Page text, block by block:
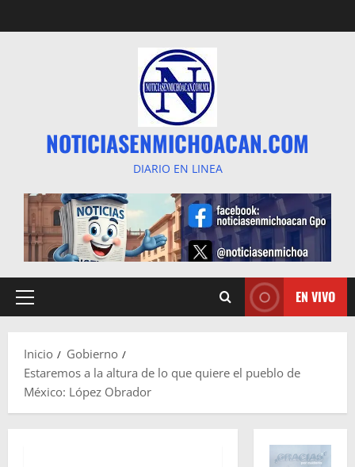
al
NOTICIASENMICHOACAN.COM
DIARIO EN LINEA
Menú
EN VIVO
Inicio
Gobierno
Estaremos a la altura de lo que quiere el pueblo de
México: López Obrador